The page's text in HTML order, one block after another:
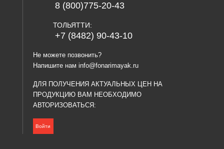
8 (800)775-20-43
ТОЛЬЯТТИ:
+7 (8482) 90-43-10
Не можете позвонить?
Напишите нам info@fonarimayak.ru
ДЛЯ ПОЛУЧЕНИЯ АКТУАЛЬНЫХ ЦЕН НА
ПРОДУКЦИЮ ВАМ НЕОБХОДИМО
АВТОРИЗОВАТЬСЯ:
Войти